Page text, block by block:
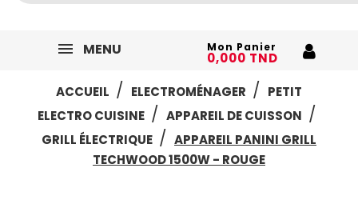
MENU Mon Panier
0,000 TND
ACCUEIL
ELECTROMÉNAGER
PETIT
ELECTRO CUISINE
APPAREIL DE CUISSON
GRILL ÉLECTRIQUE
APPAREIL PANINI GRILL
TECHWOOD 1500W - ROUGE